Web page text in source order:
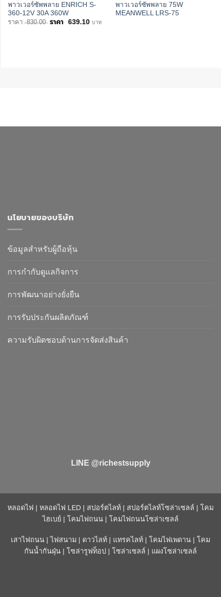
พาวเวอร์ซัพพลาย ENRICH S-
360-12V 30A 360W
830.00 Original639.10Current
บาท
พาวเวอร์ซัพพลาย 75W
MEANWELL LRS-75
นโยบายของบริษัท
ข้อมูลสำหรับผู้ถือหุ้น
การกำกับดูแลกิจการ
การพัฒนาอย่างยั่งยืน
การรับประกันผลิตภัณฑ์
ความรับผิดชอบด้านการจัดส่งสินค้า
LINE @richestsupply
หลอดไฟ | หลอดไฟ LED | สปอร์ตไลท์ | สปอร์ตไลท์โซล่าเซลล์ | โคม
ไฮเบย์ | โคมไฟถนน | โคมไฟถนนโซล่าเซลล์
เสาไฟถนน |ไฟสนาม | ดาวไลท์ | แทรคไลท์ | โคมไฟเพดาน | โคม
กันน้ำกันฝุ่น | โซล่ารูฟท็อป | โซล่าเซลล์ | แผงโซล่าเซลล์